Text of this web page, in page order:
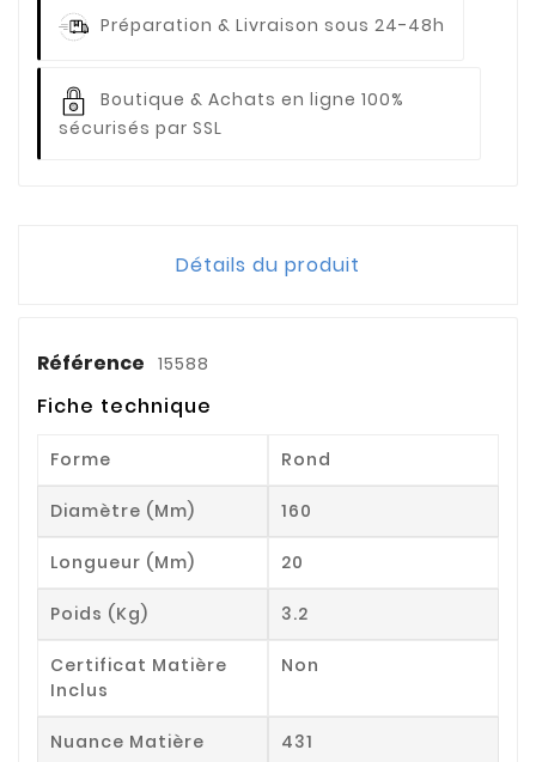
Préparation & Livraison sous 24-48h
Boutique & Achats en ligne 100%
sécurisés par SSL
Détails du produit
Référence 15588
Fiche technique
Forme Rond
Diamètre (mm) 160
Longueur (mm) 20
Poids (kg) 3.2
Certificat Matière
Inclus
Non
Nuance Matière 431